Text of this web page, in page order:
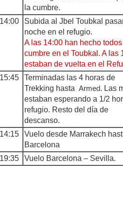
la cumbre.
14:00
Subida al Jbel Toubkal
noche en el refugio.
A las 14:00 han hecho todos
cumbre en el Toubkal. A las
estaban de vuelta en el
15:45
Terminadas las 4 horas de
Trekking hasta Armed. Las
estaban esperando a 1/2
refugio. Resto del día de
descanso.
14:15
Vuelo desde Marrakech
Barcelona
19:35 Vuelo Barcelona – Sevilla.